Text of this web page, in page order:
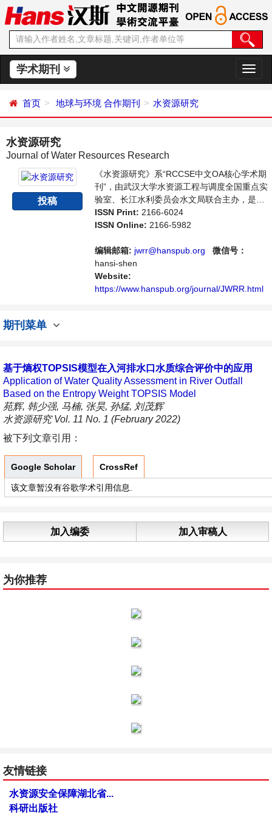
学术期刊
切
换
首页 地球与环境 合作期刊 水资源研究
水资源研究
Journal of Water Resources Research
投稿
《水资源研究》系“RCCSE中文OA核心学术期
刊”，由武汉大学水资源工程与调度全国重点实
验室、长江水利委员会水文局联合主办，是开
放获取期刊，以传播和展示世界水文水资源研
究领域最新成果、推进中国水文水资源研究走
发利用，水环境保护的理论方法、技术经验和
应用成果以及水文水资源研究新的发展方向和
具有前瞻性的水战略性问题，为广大水文水资
源研究者及相关技术人员提供一个免...
ISSN Print: 2166-6024
ISSN Online: 2166-5982
编辑邮箱: jwrr@hanspub.org
微信号：
hansi-shen
Website:
https://www.hanspub.org/journal/JWRR.html
期刊菜单
基于熵权TOPSIS模型在入河排水口水质综合评价中的应用
Application of Water Quality Assessment in River Outfall
Based on the Entropy Weight TOPSIS Model
苑辉, 韩少强, 马楠, 张昊, 孙猛, 刘茂辉
水资源研究 Vol. 11 No. 1 (February 2022)
被下列文章引用：
Google Scholar CrossRef
该文章暂没有谷歌学术引用信息.
加入编委 加入审稿人
为你推荐
友情链接
水资源安全保障湖北省...
科研出版社